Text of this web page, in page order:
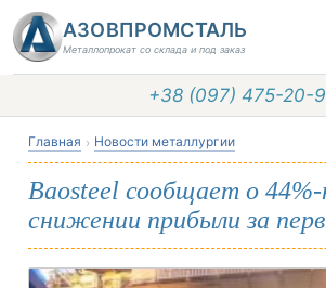
АЗОВПРОМСТАЛЬ
Металлопрокат со склада и под заказ
+38 (097) 475-20-
Главная Новости металлургии
Baosteel сообщает о
снижении прибыли за